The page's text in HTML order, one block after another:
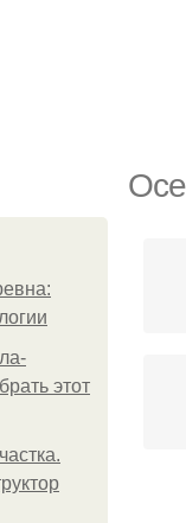
этот